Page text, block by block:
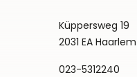
Küppersweg 19
2031 EA Haarlem
023-5312240